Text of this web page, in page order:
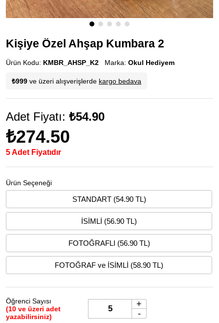
Kişiye Özel Ahşap Kumbara 2
Ürün Kodu: KMBR_AHSP_K2 Marka: Okul Hediyem
₺999 ve üzeri alışverişlerde kargo bedava
Adet Fiyatı: ₺54.90
₺274.50
5 Adet Fiyatıdır
Ürün Seçeneği
STANDART (54.90 TL)
İSİMLİ (56.90 TL)
FOTOĞRAFLI (56.90 TL)
FOTOĞRAF ve İSİMLİ (58.90 TL)
Öğrenci Sayısı
(10 ve üzeri adet
yazabilirsiniz)
+
-